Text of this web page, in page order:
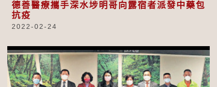
德善醫療攜手深水埗明哥向露宿者派發中藥包
抗疫
2022-02-24